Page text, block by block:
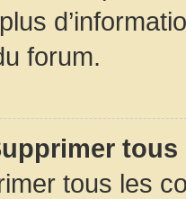
forum.
tous les